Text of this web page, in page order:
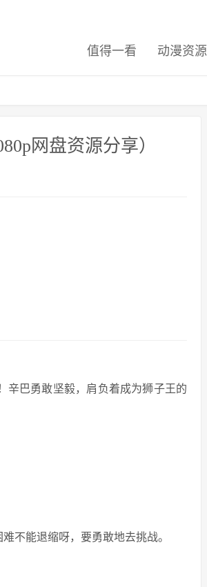
值得一看 动漫资源
网盘资源分享）
辛巴勇敢坚毅，肩负着成为狮子王的
不能退缩呀，要勇敢地去挑战。